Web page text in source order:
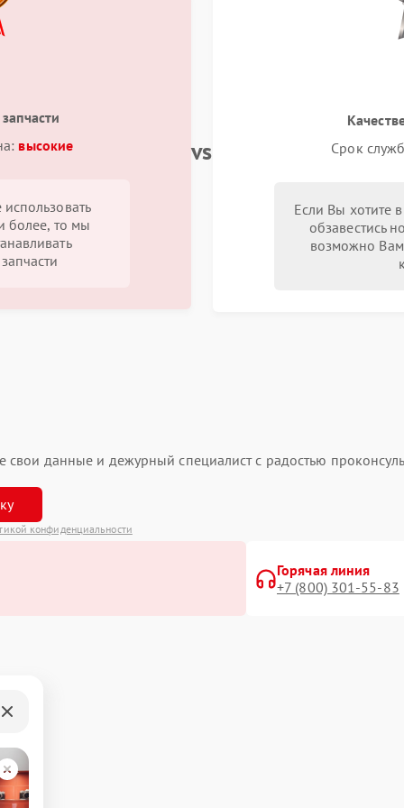
высокие
более, то мы
vs
Срок
Если Вы хотите
обзавестись
возможно
свои данные и дежурный специалист с радостью
конфиденциальности
Горячая линия
+7 (800) 301-55-83